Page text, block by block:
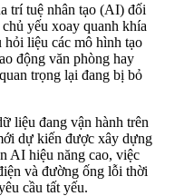
trí tuệ nhân tạo (AI) đối
yếu xoay quanh khía
hỏi liệu các mô hình tạo
động văn phòng hay
trọng lại đang bị bỏ
liệu đang vận hành trên
dự kiến được xây dựng
AI hiệu năng cao, việc
và đường ống lỗi thời
cầu tất yếu.